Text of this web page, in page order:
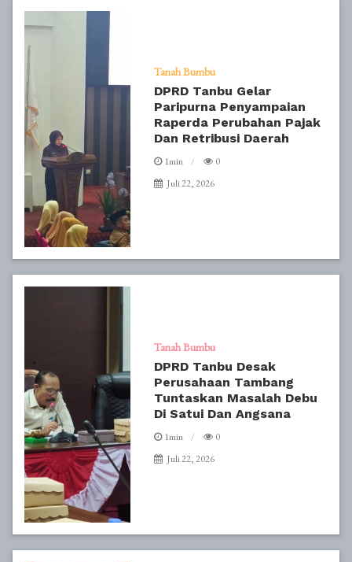
Tanah Bumbu
DPRD Tanbu Gelar
Paripurna Penyampaian
Raperda Perubahan Pajak
Dan Retribusi Daerah
1min
0
Juli 22, 2026
Tanah Bumbu
DPRD Tanbu Desak
Perusahaan Tambang
Tuntaskan Masalah Debu
Di Satui Dan Angsana
1min
0
Juli 22, 2026